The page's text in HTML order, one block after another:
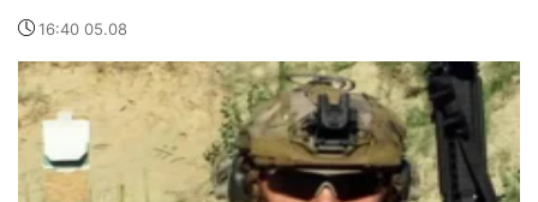
16:40 05.08